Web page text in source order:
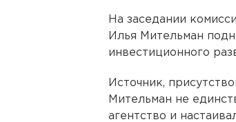
На заседании
Илья Мительман
инвестиционного
Источник,
Мительман не
агентство и